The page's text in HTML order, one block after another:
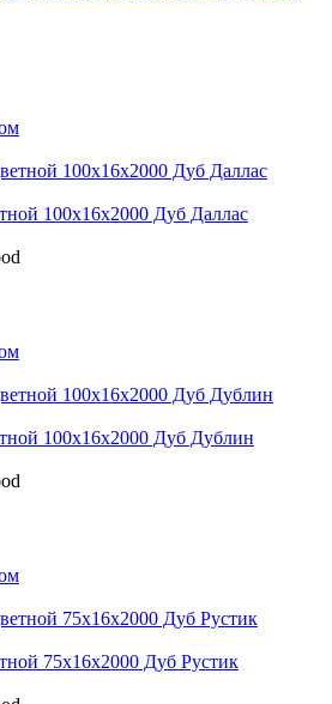
100x16х2000 Дуб Даллас
100x16х2000 Дуб Дублин
75х16х2000 Дуб Рустик